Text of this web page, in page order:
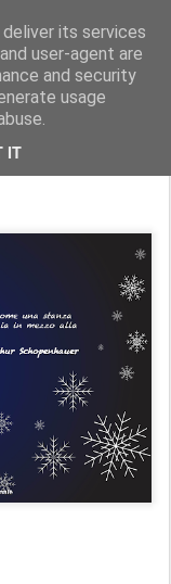
its services
user-agent are
and security
usage
IT